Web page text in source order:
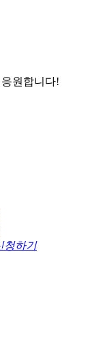
원합니다!
청하기